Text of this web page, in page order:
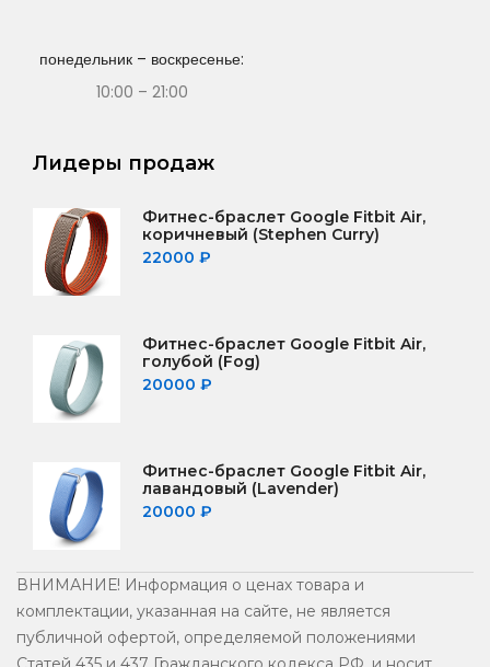
понедельник – воскресенье:
10:00 – 21:00
Лидеры продаж
Фитнес-браслет Google Fitbit Air,
коричневый (Stephen Curry)
22000 ₽
Фитнес-браслет Google Fitbit Air,
голубой (Fog)
20000 ₽
Фитнес-браслет Google Fitbit Air,
лавандовый (Lavender)
20000 ₽
ВНИМАНИЕ! Информация о ценах товара и
комплектации, указанная на сайте, не является
публичной офертой, определяемой положениями